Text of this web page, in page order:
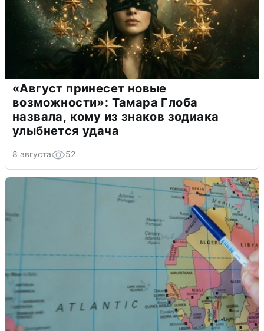
«Август принесет новые
возможности»: Тамара Глоба
назвала, кому из знаков зодиака
улыбнется удача
8 августа 52